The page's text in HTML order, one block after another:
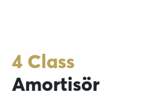
4 Class
Amortisör